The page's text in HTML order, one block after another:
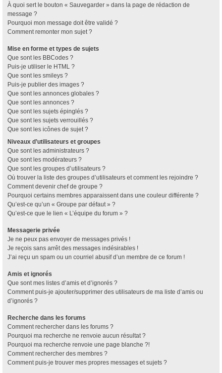
À quoi sert le bouton « Sauvegarder » dans la page de rédaction de
message ?
Pourquoi mon message doit être validé ?
Comment remonter mon sujet ?
Mise en forme et types de sujets
Que sont les BBCodes ?
Puis-je utiliser le HTML ?
Que sont les smileys ?
Puis-je publier des images ?
Que sont les annonces globales ?
Que sont les annonces ?
Que sont les sujets épinglés ?
Que sont les sujets verrouillés ?
Que sont les icônes de sujet ?
Niveaux d’utilisateurs et groupes
Que sont les administrateurs ?
Que sont les modérateurs ?
Que sont les groupes d’utilisateurs ?
Où trouver la liste des groupes d’utilisateurs et comment les rejoindre ?
Comment devenir chef de groupe ?
Pourquoi certains membres apparaissent dans une couleur différente ?
Qu’est-ce qu’un « Groupe par défaut » ?
Qu’est-ce que le lien « L’équipe du forum » ?
Messagerie privée
Je ne peux pas envoyer de messages privés !
Je reçois sans arrêt des messages indésirables !
J’ai reçu un spam ou un courriel abusif d’un membre de ce forum !
Amis et ignorés
Que sont mes listes d’amis et d’ignorés ?
Comment puis-je ajouter/supprimer des utilisateurs de ma liste d’amis ou
d’ignorés ?
Recherche dans les forums
Comment rechercher dans les forums ?
Pourquoi ma recherche ne renvoie aucun résultat ?
Pourquoi ma recherche renvoie une page blanche ?!
Comment rechercher des membres ?
Comment puis-je trouver mes propres messages et sujets ?